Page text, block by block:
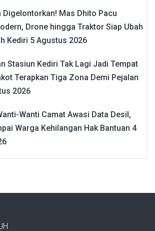
Digelontorkan! Mas Dhito Pacu
Drone hingga Traktor Siap Ubah
Kediri 5 Agustus 2026
Stasiun Kediri Tak Lagi Jadi Tempat
Terapkan Tiga Zona Demi Pejalan
2026
Wanti Camat Awasi Data Desil,
Warga Kehilangan Hak Bantuan 4